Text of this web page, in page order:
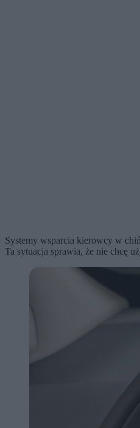
Systemy wsparcia kierowcy w
Ta sytuacja sprawia, że nie chcę